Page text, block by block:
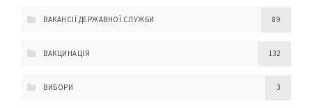
ВАКАНСІЇ ДЕРЖАВНОЇ СЛУЖБИ 89
ВАКЦИНАЦІЯ 132
ВИБОРИ 3